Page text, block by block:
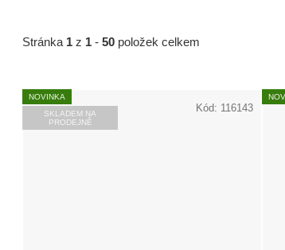
Stránka 1 z 1 - 50 položek celkem
V
ý
NOVINKA
SKLADEM NA
PRODEJNĚ
Kód: 116143